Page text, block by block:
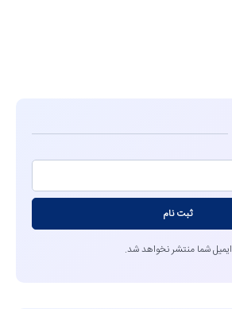
ثبت نام
ایمیل شما منتشر نخواهد شد.